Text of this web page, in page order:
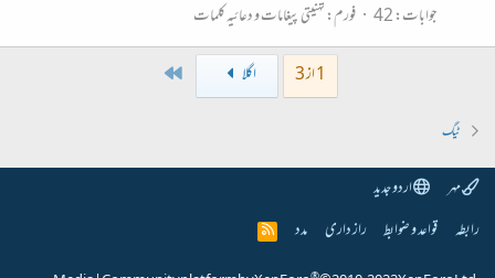
جوابات: 42 فورم:تہنیتی پیغامات و دعائیہ کلمات
1 از 3
اگلا
ٹیگ
مہر
اردو جدید
رابطہ قواعد و ضوابط راز داری مدد
R
S